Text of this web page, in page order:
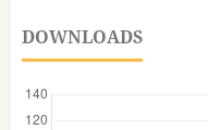
DOWNLOADS